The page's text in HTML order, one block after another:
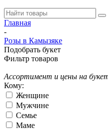
Главная
-
Розы в Камызяке
Подобрать букет
Фильтр товаров
Ассортимент и цены на
Кому:
Женщине
Мужчине
Семье
Маме